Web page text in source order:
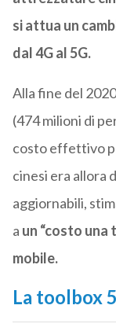
si attua un
dal 4G al 5G.
Alla fine del
(474 milioni di
costo effettivo
cinesi era allora
aggiornabili,
a un “costo una
mobile.
La toolbox